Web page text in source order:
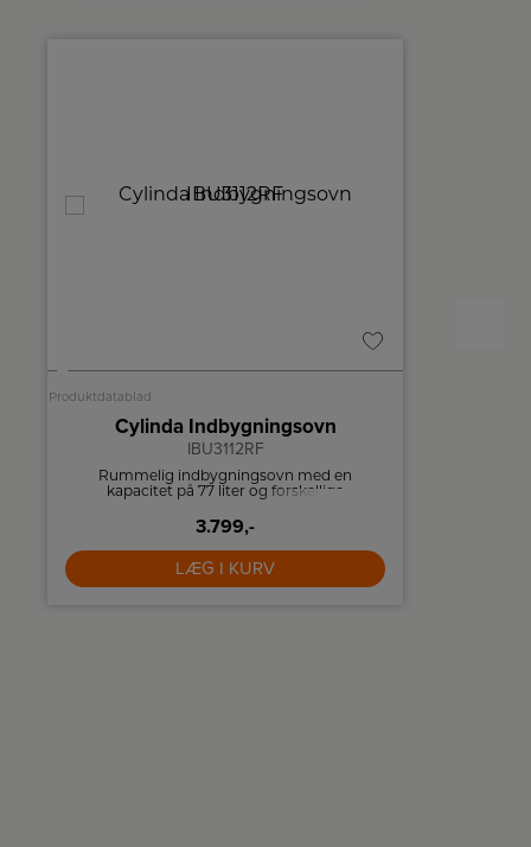
A
Produktdatablad
Cylinda Indbygningsovn
IBU3112RF
Rummelig indbygningsovn med en
kapacitet på 77 liter og forskellige
3.799,-
LÆG I KURV